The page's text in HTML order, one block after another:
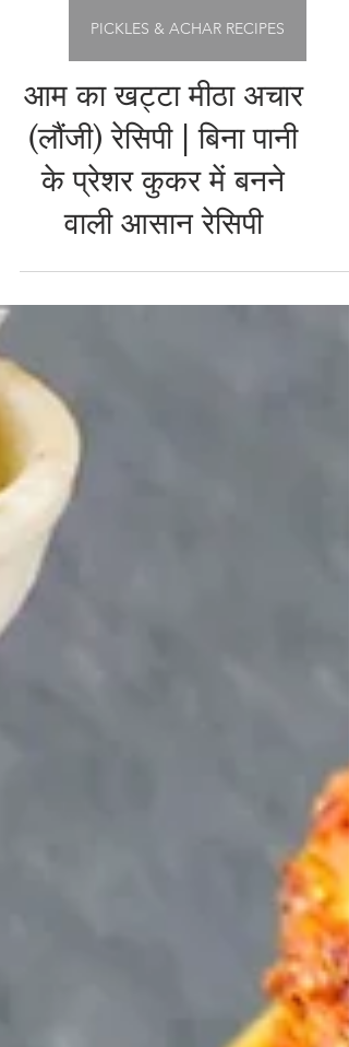
PICKLES & ACHAR RECIPES
आम का खट्टा मीठा अचार
(लौंजी) रेसिपी | बिना पानी
के प्रेशर कुकर में बनने
वाली आसान रेसिपी